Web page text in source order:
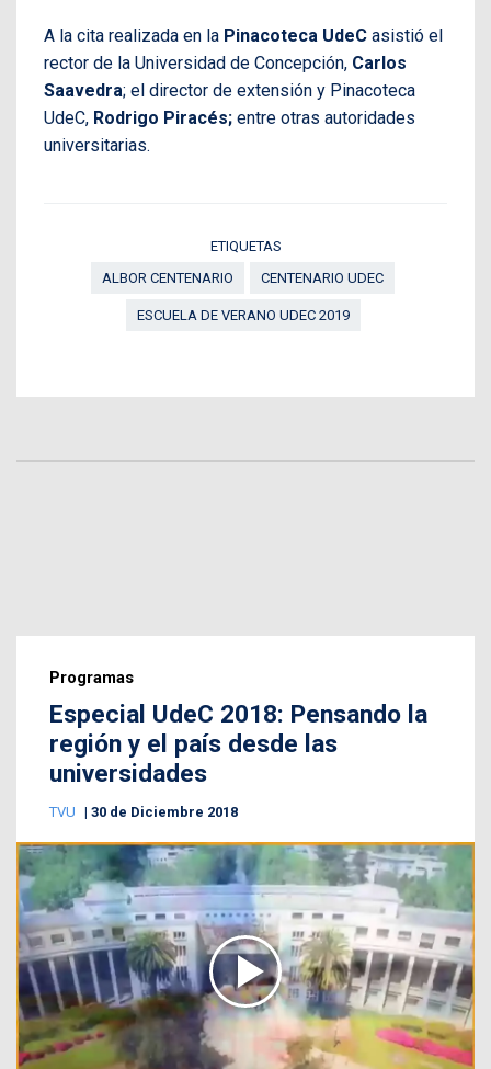
A la cita realizada en la Pinacoteca UdeC asistió el
rector de la Universidad de Concepción, Carlos
Saavedra; el director de extensión y Pinacoteca
UdeC, Rodrigo Piracés; entre otras autoridades
universitarias.
ETIQUETAS
ALBOR CENTENARIO
CENTENARIO UDEC
ESCUELA DE VERANO UDEC 2019
Programas
Especial UdeC 2018: Pensando la
región y el país desde las
universidades
TVU 30 de Diciembre 2018